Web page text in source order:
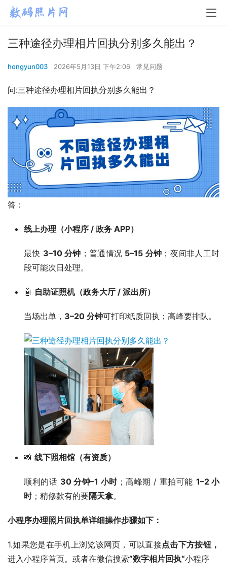
三种途径办理相片回执分别多久能出？
hongyun003 2026年5月13日 下午2:06 常见问题
问:三种途径办理相片回执分别多久能出？
答：
线上办理（小程序 / 政务 APP）
最快 3–10 分钟 ；普通情况 5–15 分钟 ；夜间非人工时
段可能次日处理。
🤖 自助证照机（政务大厅 / 派出所）
当场出单， 3–20 分钟可打印纸质回执；高峰要排队。
📸 线下照相馆（有资质）
顺利的话 30 分钟–1 小时；高峰期 / 重拍可能 1–2 小
时；精修款有的要隔天拿。
小程序办理照片回执单详细操作步骤如下：
1.如果您是在手机上浏览该网页，可以直接点击下方按钮，
进入小程序首页。或者在微信搜索”数字相片回执“小程序